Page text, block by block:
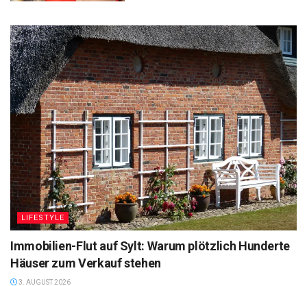
LIFESTYLE
Immobilien-Flut auf Sylt: Warum plötzlich Hunderte
Häuser zum Verkauf stehen
3. AUGUST 2026